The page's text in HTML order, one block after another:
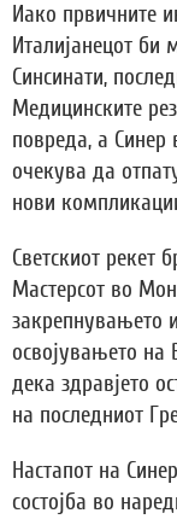
Иако првичните
Италијанецот би
Синсинати,
Медицинските
повреда, а Синер
очекува да
нови
Светскиот рекет
Мастерсот во
закрепнувањето
освојувањето на
дека здравјето
на последниот
Настапот на
состојба во